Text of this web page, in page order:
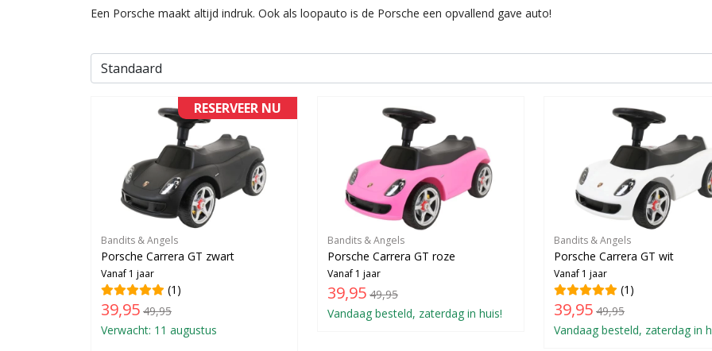
Een Porsche maakt altijd indruk. Ook als loopauto is de Porsche een opvallend gave auto!
RESERVEER NU
Bandits & Angels
Porsche Carrera GT zwart
Vanaf 1 jaar
(1)
39,95 49,95
Verwacht: 11 augustus
Bandits & Angels
Porsche Carrera GT roze
Vanaf 1 jaar
39,95 49,95
Vandaag besteld, zaterdag in huis!
Bandits & Angels
Porsche Carrera GT wit
Vanaf 1 jaar
(1)
39,95 49,95
Vandaag besteld, zaterdag in